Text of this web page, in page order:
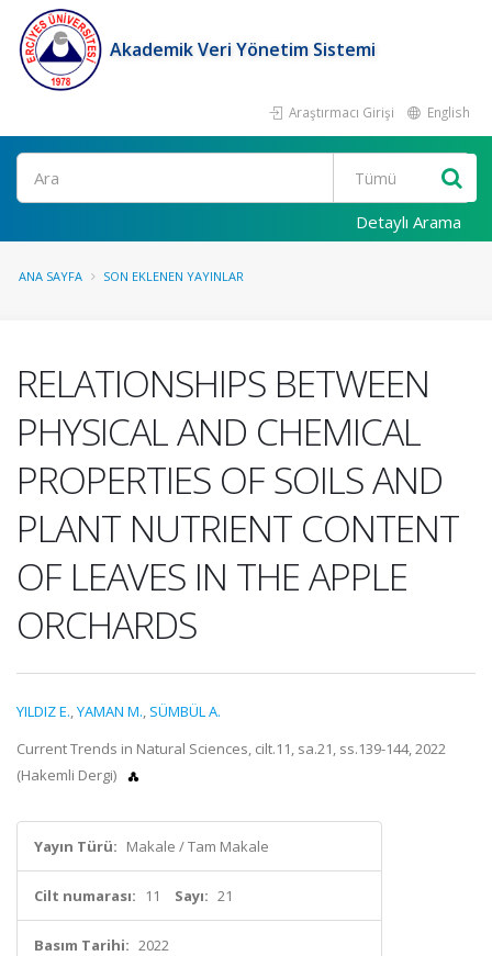
Akademik Veri Yönetim Sistemi
Araştırmacı Girişi English
Ara
Detaylı Arama
ANA SAYFA SON EKLENEN YAYINLAR
RELATIONSHIPS BETWEEN
PHYSICAL AND CHEMICAL
PROPERTIES OF SOILS AND
PLANT NUTRIENT CONTENT
OF LEAVES IN THE APPLE
ORCHARDS
YILDIZ E.,YAMAN M., SÜMBÜL A.
Current Trends in Natural Sciences, cilt.11, sa.21, ss.139-144, 2022
(Hakemli Dergi)
Yayın Türü: Makale / Tam Makale
Cilt numarası: 11 Sayı: 21
Basım Tarihi: 2022